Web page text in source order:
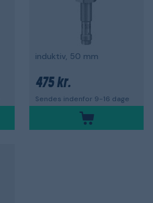
induktiv, 50 mm
475 kr.
Sendes indenfor 9-16 dage